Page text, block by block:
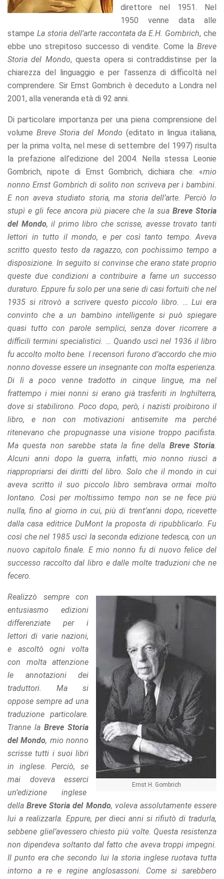
direttore nel 1951. Nel
1950 venne data alle
stampe La storia dell’arte raccontata da E.H. Gombrich, che
ebbe uno strepitoso successo di vendite. Come la Breve
Storia del Mondo, questa opera si contraddistinse per la
chiarezza del linguaggio e per l’assenza di difficoltà nel
comprendere. Sir Ernst Gombrich è deceduto a Londra nel
2001, alla veneranda età di 92 anni.
Di particolare importanza per una piena comprensione del
volumeBreve Storia del Mondo (editato in lingua italiana,
per la prima volta, nel mese di settembre del 1997) risulta
la prefazione all’edizione del 2004. Nella stessa Leonie
Gombrich, nipote di Ernst Gombrich, dichiara che: «mio
nonno Ernst Gombrich di solito non scriveva per i bambini.
E non aveva studiato storia, ma storia dell’arte. Perciò lo
stupì e gli fece ancora più piacere che la sua Breve Storia
del Mondo, il primo libro che scrisse, avesse trovato tanti
lettori in tutto il mondo, e per così tanto tempo. Aveva
scritto questo testo da ragazzo, con pochissimo tempo a
disposizione. In seguito si convinse che erano state proprio
queste due condizioni a contribuire a farne un successo
duraturo. Eppure fu solo per una serie di casi fortuiti che nel
1935 si ritrovò a scrivere questo piccolo libro. … Lui era
convinto che a un bambino intelligente si può spiegare
quasi tutto con parole semplici, senza dover ricorrere a
difficili termini specialistici. … Quando uscì nel 1936 il libro
fu accolto molto bene. I recensori furono d’accordo che mio
nonno dovesse essere un insegnante con molta esperienza.
Di lì a poco venne tradotto in cinque lingue, ma nel
frattempo i miei nonni si erano già trasferiti in Inghilterra,
dove si stabilirono. Poco dopo, però, i nazisti proibirono il
libro, e non con motivazioni antisemite ma perché
ritenevano che propugnasse una visione troppo pacifista.
Ma questa non sarebbe stata la fine della Breve Storia.
Alcuni anni dopo la guerra, infatti, mio nonno riuscì a
riappropriarsi dei diritti del libro. Solo che il mondo in cui
aveva scritto il suo piccolo libro sembrava ormai molto
lontano. Così per moltissimo tempo non se ne fece più
nulla, fino al giorno in cui, più di trent’anni dopo, ricevette
dalla casa editrice DuMont la proposta di ripubblicarlo. Fu
così che nel 1985 uscì la seconda edizione tedesca, con un
nuovo capitolo finale. E mio nonno fu di nuovo felice del
successo raccolto dal libro e dalle molte traduzioni che ne
fecero.
Ernst H. Gombrich
Realizzò sempre con
entusiasmo edizioni
differenziate per i
lettori di varie nazioni,
e ascoltò ogni volta
con molta attenzione
le annotazioni dei
traduttori. Ma si
oppose sempre ad una
traduzione particolare.
Tranne la Breve Storia
del Mondo, mio nonno
scrisse tutti i suoi libri
in inglese. Perciò, se
mai doveva esserci
un’edizione inglese
dellaBreve Storia del Mondo, voleva assolutamente essere
lui a realizzarla. Eppure, per dieci anni si rifiutò di tradurla,
sebbene gliel’avessero chiesto più volte. Questa resistenza
non dipendeva soltanto dal fatto che aveva troppi impegni.
Il punto era che secondo lui la storia inglese ruotava tutta
intorno a re e regine anglosassoni. Come si sarebbero